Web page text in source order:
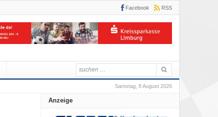
Facebook RSS
Samstag, 8 August 2026
Anzeige